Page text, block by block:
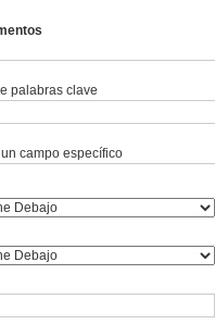
palabras clave
campo específico